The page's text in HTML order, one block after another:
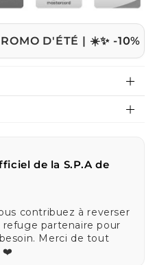
| ☀️✨ -10% sur
de la S.P.A de
contribuez à reverser
refuge partenaire pour
Merci de tout
❤️